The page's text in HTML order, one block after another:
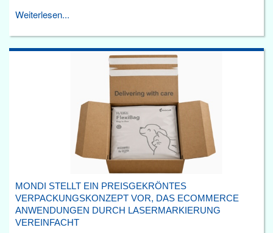
Weiterlesen...
MONDI STELLT EIN PREISGEKRÖNTES
VERPACKUNGSKONZEPT VOR, DAS ECOMMERCE
ANWENDUNGEN DURCH LASERMARKIERUNG
VEREINFACHT